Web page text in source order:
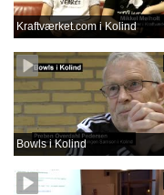
Kraftværket.com i Kolind
Bowls i Kolind